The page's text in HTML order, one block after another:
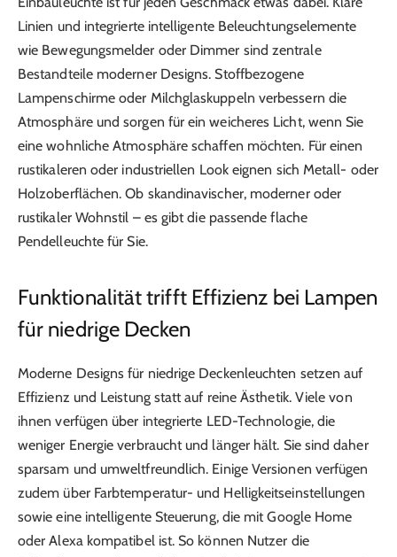
Linien und integrierte intelligente Beleuchtungselemente
wie Bewegungsmelder oder Dimmer sind zentrale
Bestandteile moderner Designs. Stoffbezogene
Lampenschirme oder Milchglaskuppeln verbessern die
Atmosphäre und sorgen für ein weicheres Licht, wenn Sie
eine wohnliche Atmosphäre schaffen möchten. Für einen
rustikaleren oder industriellen Look eignen sich Metall- oder
Holzoberflächen. Ob skandinavischer, moderner oder
rustikaler Wohnstil – es gibt die passende flache
Pendelleuchte für Sie.
Funktionalität trifft Effizienz bei Lampen
für niedrige Decken
Moderne Designs für niedrige Deckenleuchten setzen auf
Effizienz und Leistung statt auf reine Ästhetik. Viele von
ihnen verfügen über integrierte LED-Technologie, die
weniger Energie verbraucht und länger hält. Sie sind daher
sparsam und umweltfreundlich. Einige Versionen verfügen
zudem über Farbtemperatur- und Helligkeitseinstellungen
sowie eine intelligente Steuerung, die mit Google Home
oder Alexa kompatibel ist. So können Nutzer die